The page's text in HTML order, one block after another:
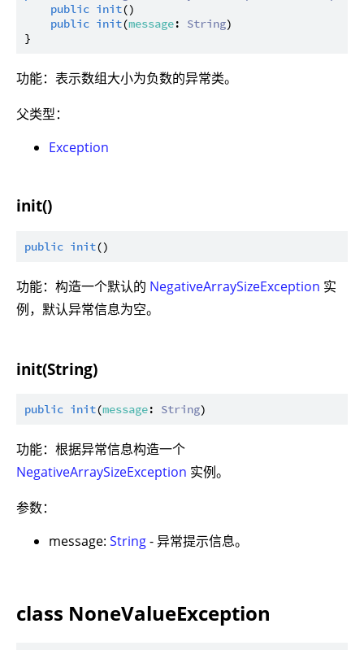
public init()
public init(message: String)
功能：表示数组大小为负数的异常类。
父类型：
Exception
init()
public init
功能：构造一个默认的 NegativeArraySizeException 实
例，默认异常信息为空。
init(String)
public init(message: String
功能：根据异常信息构造一个
NegativeArraySizeException 实例。
参数：
message: String- 异常提示信息。
class NoneValueException